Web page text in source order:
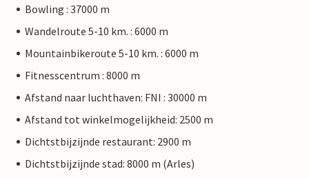
Bowling : 37000 m
Wandelroute 5-10 km. : 6000 m
Mountainbikeroute 5-10 km. : 6000 m
Fitnesscentrum : 8000 m
Afstand naar luchthaven: FNI : 30000 m
Afstand tot winkelmogelijkheid: 2500 m
Dichtstbijzijnde restaurant: 2900 m
Dichtstbijzijnde stad: 8000 m (Arles)